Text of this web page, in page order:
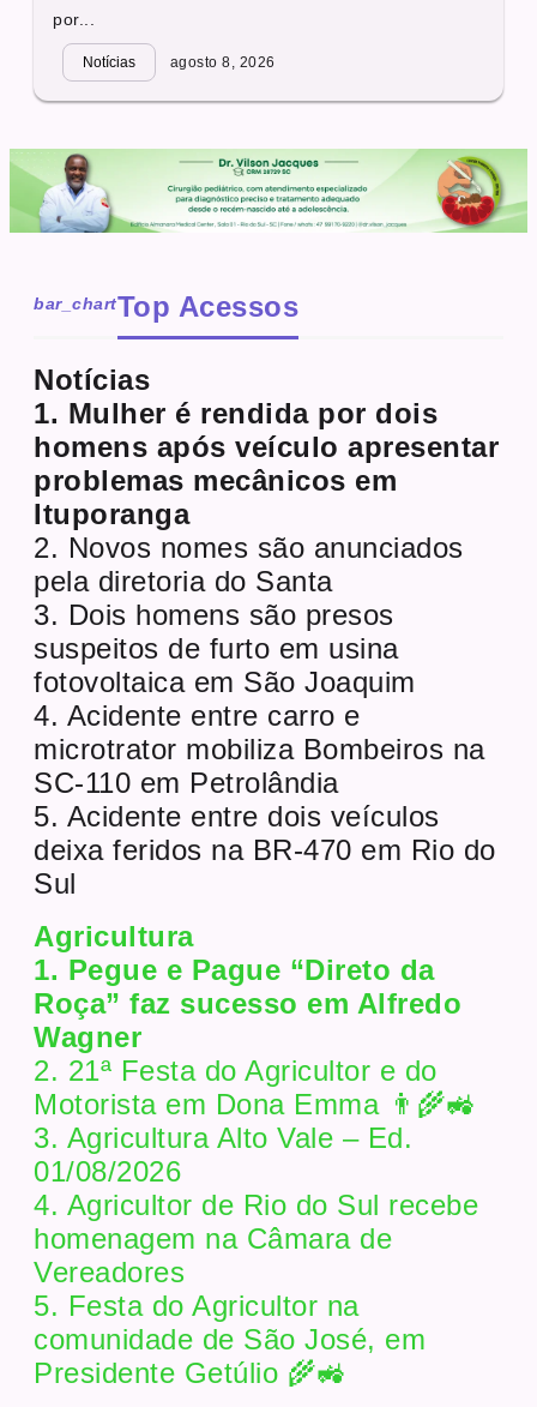
por...
Notícias agosto 8, 2026
bar_chartTop Acessos
Notícias
1. Mulher é rendida por dois
homens após veículo apresentar
problemas mecânicos em
Ituporanga
2. Novos nomes são anunciados
pela diretoria do Santa
3. Dois homens são presos
suspeitos de furto em usina
fotovoltaica em São Joaquim
4. Acidente entre carro e
microtrator mobiliza Bombeiros na
SC-110 em Petrolândia
5. Acidente entre dois veículos
deixa feridos na BR-470 em Rio do
Sul
Agricultura
1. Pegue e Pague “Direto da
Roça” faz sucesso em Alfredo
Wagner
2. 21ª Festa do Agricultor e do
Motorista em Dona Emma 👨‍🌾🚜
3. Agricultura Alto Vale – Ed.
01/08/2026
4. Agricultor de Rio do Sul recebe
homenagem na Câmara de
Vereadores
5. Festa do Agricultor na
comunidade de São José, em
Presidente Getúlio 🌾🚜